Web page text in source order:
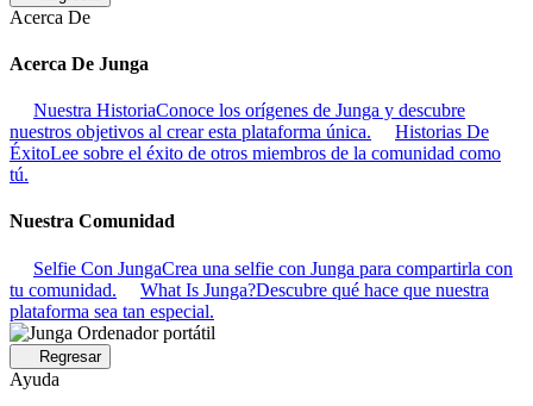
Acerca De
Acerca De Junga
Nuestra HistoriaConoce los orígenes de Junga y descubre
nuestros objetivos al crear esta plataforma única.
Historias De
ÉxitoLee sobre el éxito de otros miembros de la comunidad como
tú.
Nuestra Comunidad
Selfie Con JungaCrea una selfie con Junga para compartirla con
tu comunidad.
What Is Junga?Descubre qué hace que nuestra
plataforma sea tan especial.
Regresar
Ayuda